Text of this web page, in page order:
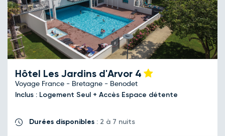
Hôtel Les Jardins d'Arvor 4
Voyage France - Bretagne - Benodet
Inclus : Logement Seul + Accès Espace détente
Durées disponibles : 2 à 7 nuits